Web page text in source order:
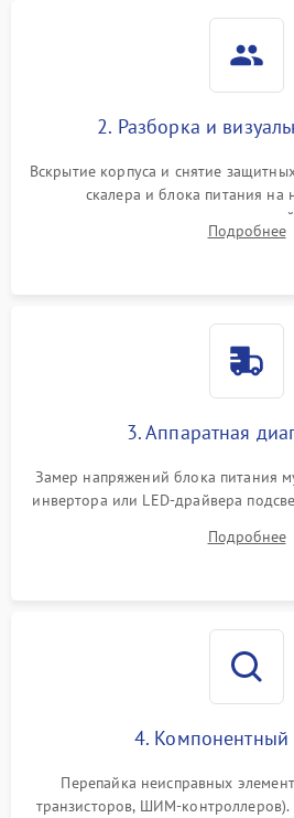
2. Разборка и
Вскрытие корпуса и снятие
скалера и блока питания на
конденсаторов, прогаров,
контактов и целостности
Подробнее
3. Аппаратная
Замер напряжений блока питания
инвертора или LED-драйвера
питания скалера и тестирование
Подробнее
4. Компонентный
Перепайка неисправных
транзисторов, ШИМ-